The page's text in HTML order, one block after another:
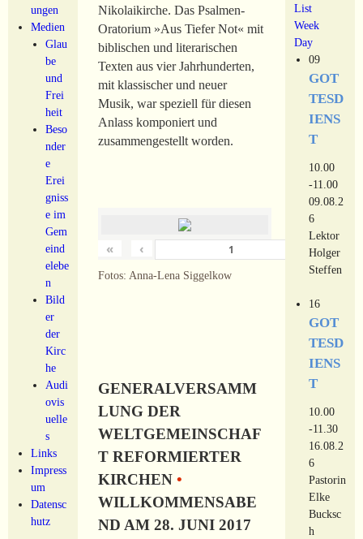
ungen
Medien
Glau
be
und
Frei
heit
Beso
nder
e
Erei
gniss
e im
Gem
eind
elebe
n
Bild
er
der
Kirc
he
Audi
ovis
uelle
s
Links
Impress
um
Datensc
hutz
Nikolaikirche. Das Psalmen-
Oratorium »Aus Tiefer Not« mit
biblischen und literarischen
Texten aus vier Jahrhunderten,
mit klassischer und neuer
Musik, war speziell für diesen
Anlass komponiert und
zusammengestellt worden.
« ‹ von18
Fotos: Anna-Lena Siggelkow
GENERALVERSAMM
LUNG DER
WELTGEMEINSCHAF
T REFORMIERTER
KIRCHEN•
WILLKOMMENSABE
ND AM 28. JUNI 2017
List
Week
Day
09
GOT
TESD
IENS
T
10.00
-11.00
09.08.2
6
Lektor
Holger
Steffen
16
GOT
TESD
IENS
T
10.00
-11.30
16.08.2
6
Pastorin
Elke
Bucksc
h